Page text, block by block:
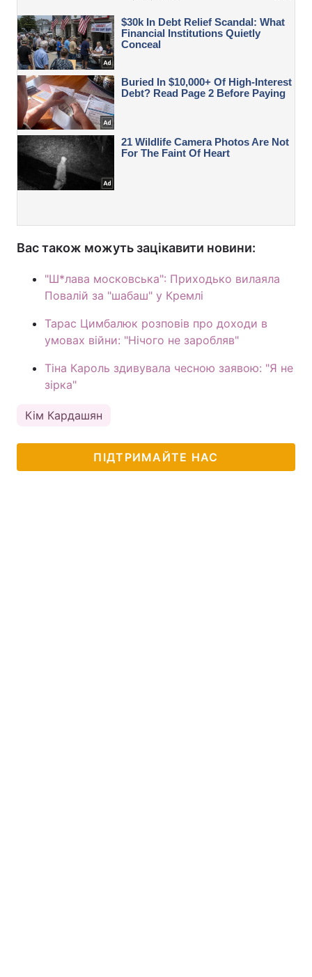
Вас також можуть зацікавити новини:
"Ш*лава московська": Приходько вилаяла
Повалій за "шабаш" у Кремлі
Тарас Цимбалюк розповів про доходи в
умовах війни: "Нічого не заробляв"
Тіна Кароль здивувала чесною заявою: "Я не
зірка"
Кім Кардашян
ПІДТРИМАЙТЕ НАС